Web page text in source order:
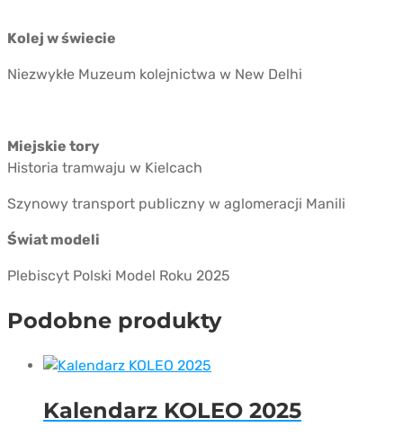
Kolej w świecie
Niezwykłe Muzeum kolejnictwa w New Delhi
Miejskie tory
Historia tramwaju w Kielcach
Szynowy transport publiczny w aglomeracji Manili
Świat modeli
Plebiscyt Polski Model Roku 2025
Podobne produkty
Kalendarz KOLEO 2025